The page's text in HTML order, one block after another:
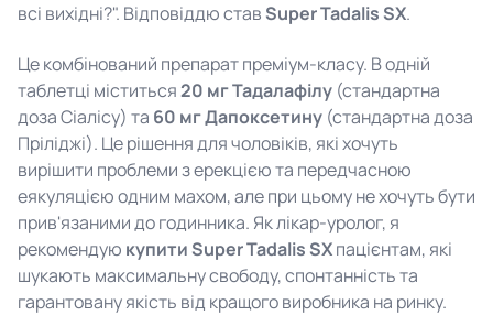
всі вихідні?". Відповіддю став Super Tadalis SX.
Це комбінований препарат преміум-класу. В одній
таблетці міститься20 мг Тадалафілу (стандартна
доза Сіалісу) та 60 мг Дапоксетину (стандартна доза
Пріліджі). Це рішення для чоловіків, які хочуть
вирішити проблеми з ерекцією та передчасною
еякуляцією одним махом, але при цьому не хочуть бути
прив'язаними до годинника. Як лікар-уролог, я
рекомендую купити Super Tadalis SXпацієнтам, які
шукають максимальну свободу, спонтанність та
гарантовану якість від кращого виробника на ринку.